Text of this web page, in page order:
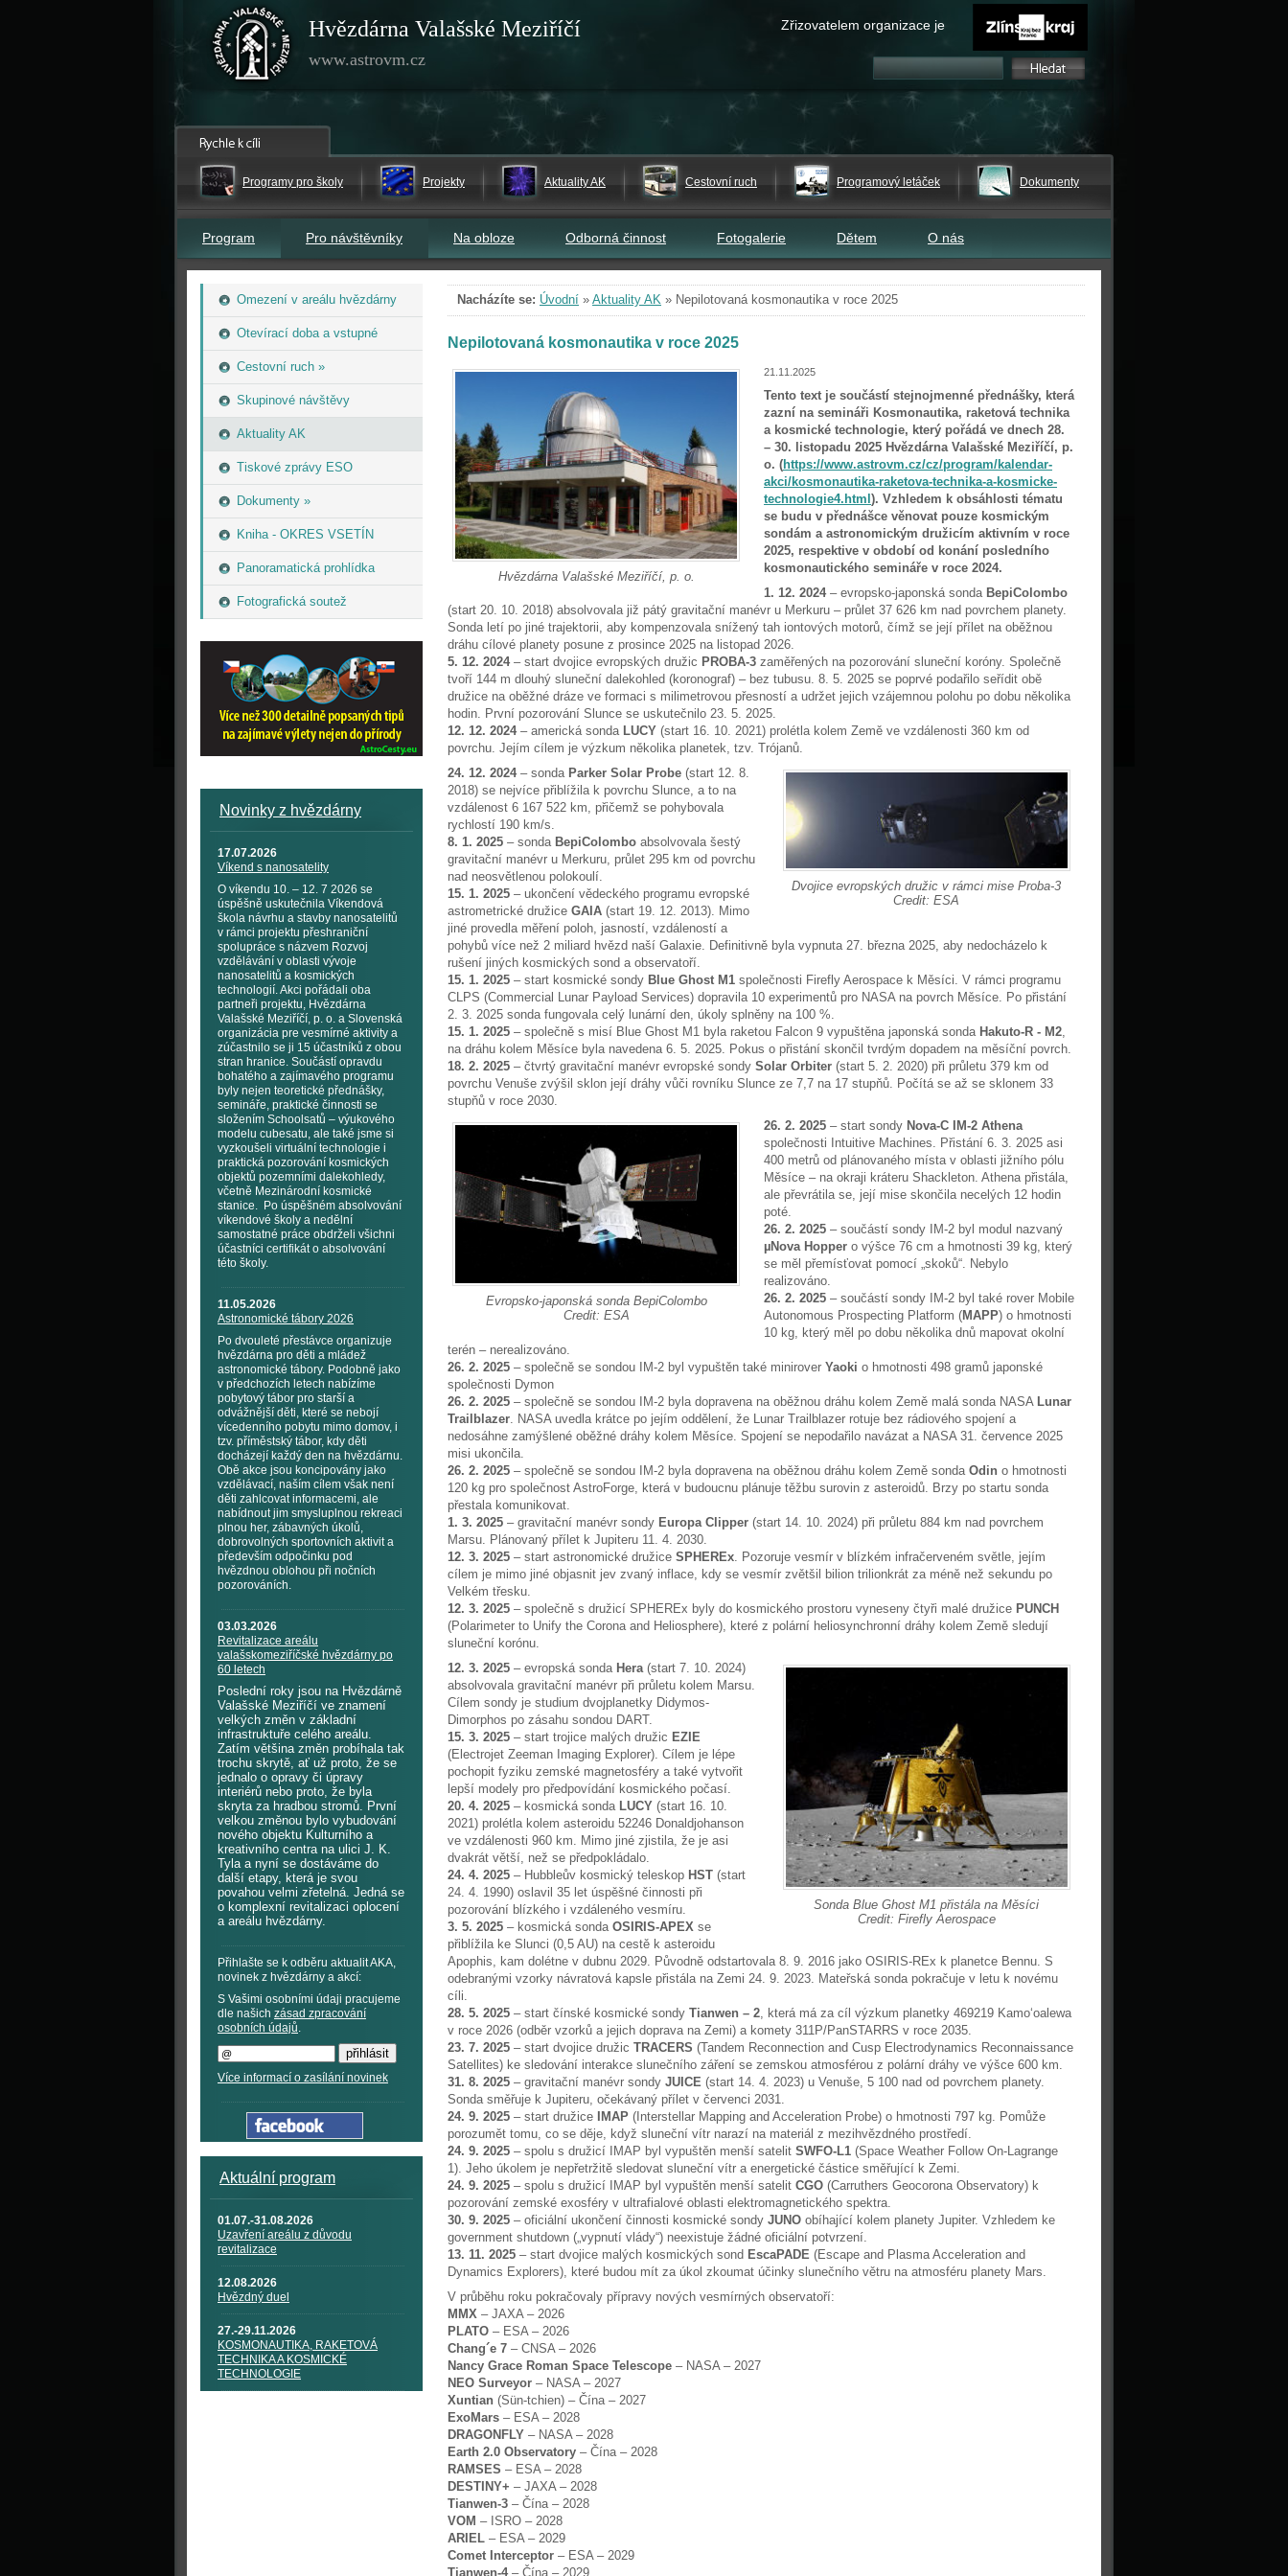
Hvězdárna Valašské Meziříčí
www.astrovm.cz
Zřizovatelem organizace je
Programy pro školy Projekty Aktuality AK Cestovní ruch Programový letáček Dokumenty
Program Pro návštěvníky Na obloze Odborná činnost Fotogalerie Dětem O nás
Omezení v areálu hvězdárny
Otevírací doba a vstupné
Cestovní ruch »
Skupinové návštěvy
Aktuality AK
Tiskové zprávy ESO
Dokumenty »
Kniha - OKRES VSETÍN
Panoramatická prohlídka
Fotografická soutež
Novinky z hvězdárny
17.07.2026
Víkend s nanosatelity
O víkendu 10. – 12. 7 2026 se
úspěšně uskutečnila Víkendová
škola návrhu a stavby nanosatelitů
v rámci projektu přeshraniční
spolupráce s názvem Rozvoj
vzdělávání v oblasti vývoje
nanosatelitů a kosmických
technologií. Akci pořádali oba
partneři projektu, Hvězdárna
Valašské Meziříčí, p. o. a Slovenská
organizácia pre vesmírné aktivity a
zúčastnilo se ji 15 účastníků z obou
stran hranice. Součástí opravdu
bohatého a zajímavého programu
byly nejen teoretické přednášky,
semináře, praktické činnosti se
složením Schoolsatů – výukového
modelu cubesatu, ale také jsme si
vyzkoušeli virtuální technologie i
praktická pozorování kosmických
objektů pozemními dalekohledy,
včetně Mezinárodní kosmické
stanice. Po úspěšném absolvování
víkendové školy a nedělní
samostatné práce obdrželi všichni
účastníci certifikát o absolvování
této školy.
11.05.2026
Astronomické tábory 2026
Po dvouleté přestávce organizuje
hvězdárna pro děti a mládež
astronomické tábory. Podobně jako
v předchozích letech nabízíme
pobytový tábor pro starší a
odvážnější děti, které se nebojí
vícedenního pobytu mimo domov, i
tzv. příměstský tábor, kdy děti
docházejí každý den na hvězdárnu.
Obě akce jsou koncipovány jako
vzdělávací, naším cílem však není
děti zahlcovat informacemi, ale
nabídnout jim smysluplnou rekreaci
plnou her, zábavných úkolů,
dobrovolných sportovních aktivit a
především odpočinku pod
hvězdnou oblohou při nočních
pozorováních.
03.03.2026
Revitalizace areálu
valašskomeziříčské hvězdárny po
60 letech
Poslední roky jsou na Hvězdárně
Valašské Meziříčí ve znamení
velkých změn v základní
infrastruktuře celého areálu.
Zatím většina změn probíhala tak
trochu skrytě, ať už proto, že se
jednalo o opravy či úpravy
interiérů nebo proto, že byla
skryta za hradbou stromů. První
velkou změnou bylo vybudování
nového objektu Kulturního a
kreativního centra na ulici J. K.
Tyla a nyní se dostáváme do
další etapy, která je svou
povahou velmi zřetelná. Jedná se
o komplexní revitalizaci oplocení
a areálu hvězdárny.
Přihlašte se k odběru aktualit AKA,
novinek z hvězdárny a akcí:
S Vašimi osobními údaji pracujeme
dle našich zásad zpracování
osobních údajů.
Více informací o zasílání novinek
Aktuální program
01.07.-31.08.2026
Uzavření areálu z důvodu
revitalizace
12.08.2026
Hvězdný duel
27.-29.11.2026
KOSMONAUTIKA, RAKETOVÁ
TECHNIKA A KOSMICKÉ
TECHNOLOGIE
Nacházíte se: Úvodní » Aktuality AK » Nepilotovaná kosmonautika v roce 2025
Nepilotovaná kosmonautika v roce 2025
21.11.2025
Hvězdárna Valašské Meziříčí, p. o.
Tento text je součástí stejnojmenné přednášky, která
zazní na semináři Kosmonautika, raketová technika
a kosmické technologie, který pořádá ve dnech 28.
– 30. listopadu 2025 Hvězdárna Valašské Meziříčí, p.
o. (https://www.astrovm.cz/cz/program/kalendar-
akci/kosmonautika-raketova-technika-a-kosmicke-
technologie4.html ). Vzhledem k obsáhlosti tématu
se budu v přednášce věnovat pouze kosmickým
sondám a astronomickým družicím aktivním v roce
2025, respektive v období od konání posledního
kosmonautického semináře v roce 2024.
1. 12. 2024– evropsko-japonská sonda BepiColombo
(start 20. 10. 2018) absolvovala již pátý gravitační manévr u Merkuru – průlet 37 626 km nad povrchem planety.
Sonda letí po jiné trajektorii, aby kompenzovala snížený tah iontových motorů, čímž se její přílet na oběžnou
dráhu cílové planety posune z prosince 2025 na listopad 2026.
5. 12. 2024– start dvojice evropských družic PROBA-3 zaměřených na pozorování sluneční koróny. Společně
tvoří 144 m dlouhý sluneční dalekohled (koronograf) – bez tubusu. 8. 5. 2025 se poprvé podařilo seřídit obě
družice na oběžné dráze ve formaci s milimetrovou přesností a udržet jejich vzájemnou polohu po dobu několika
hodin. První pozorování Slunce se uskutečnilo 23. 5. 2025.
12. 12. 2024– americká sonda LUCY (start 16. 10. 2021) prolétla kolem Země ve vzdálenosti 360 km od
povrchu. Jejím cílem je výzkum několika planetek, tzv. Trójanů.
Dvojice evropských družic v rámci mise Proba-3
Credit: ESA
24. 12. 2024– sonda Parker Solar Probe (start 12. 8.
2018) se nejvíce přiblížila k povrchu Slunce, a to na
vzdálenost 6 167 522 km, přičemž se pohybovala
rychlostí 190 km/s.
8. 1. 2025 – sonda BepiColombo absolvovala šestý
gravitační manévr u Merkuru, průlet 295 km od povrchu
nad neosvětlenou polokoulí.
15. 1. 2025 – ukončení vědeckého programu evropské
astrometrické družice GAIA (start 19. 12. 2013). Mimo
jiné provedla měření poloh, jasností, vzdáleností a
pohybů více než 2 miliard hvězd naší Galaxie. Definitivně byla vypnuta 27. března 2025, aby nedocházelo k
rušení jiných kosmických sond a observatoří.
15. 1. 2025 – start kosmické sondy Blue Ghost M1 společnosti Firefly Aerospace k Měsíci. V rámci programu
CLPS (Commercial Lunar Payload Services) dopravila 10 experimentů pro NASA na povrch Měsíce. Po přistání
2. 3. 2025 sonda fungovala celý lunární den, úkoly splněny na 100 %.
15. 1. 2025 – společně s misí Blue Ghost M1 byla raketou Falcon 9 vypuštěna japonská sonda Hakuto-R - M2,
na dráhu kolem Měsíce byla navedena 6. 5. 2025. Pokus o přistání skončil tvrdým dopadem na měsíční povrch.
18. 2. 2025 – čtvrtý gravitační manévr evropské sondy Solar Orbiter (start 5. 2. 2020) při průletu 379 km od
povrchu Venuše zvýšil sklon její dráhy vůči rovníku Slunce ze 7,7 na 17 stupňů. Počítá se až se sklonem 33
stupňů v roce 2030.
Evropsko-japonská sonda BepiColombo
Credit: ESA
26. 2. 2025 – start sondy Nova-C IM-2 Athena
společnosti Intuitive Machines. Přistání 6. 3. 2025 asi
400 metrů od plánovaného místa v oblasti jižního pólu
Měsíce – na okraji kráteru Shackleton. Athena přistála,
ale převrátila se, její mise skončila necelých 12 hodin
poté.
26. 2. 2025 – součástí sondy IM-2 byl modul nazvaný
µNova Hopper o výšce 76 cm a hmotnosti 39 kg, který
se měl přemísťovat pomocí „skoků“. Nebylo
realizováno.
26. 2. 2025 – součástí sondy IM-2 byl také rover Mobile
Autonomous Prospecting Platform (MAPP) o hmotnosti
10 kg, který měl po dobu několika dnů mapovat okolní
terén – nerealizováno.
26. 2. 2025 – společně se sondou IM-2 byl vypuštěn také minirover Yaoki o hmotnosti 498 gramů japonské
společnosti Dymon
26. 2. 2025 – společně se sondou IM-2 byla dopravena na oběžnou dráhu kolem Země malá sonda NASA Lunar
Trailblazer. NASA uvedla krátce po jejím oddělení, že Lunar Trailblazer rotuje bez rádiového spojení a
nedosáhne zamýšlené oběžné dráhy kolem Měsíce. Spojení se nepodařilo navázat a NASA 31. července 2025
misi ukončila.
26. 2. 2025 – společně se sondou IM-2 byla dopravena na oběžnou dráhu kolem Země sonda Odin o hmotnosti
120 kg pro společnost AstroForge, která v budoucnu plánuje těžbu surovin z asteroidů. Brzy po startu sonda
přestala komunikovat.
1. 3. 2025 – gravitační manévr sondy Europa Clipper (start 14. 10. 2024) při průletu 884 km nad povrchem
Marsu. Plánovaný přílet k Jupiteru 11. 4. 2030.
12. 3. 2025 – start astronomické družice SPHEREx. Pozoruje vesmír v blízkém infračerveném světle, jejím
cílem je mimo jiné objasnit jev zvaný inflace, kdy se vesmír zvětšil bilion trilionkrát za méně než sekundu po
Velkém třesku.
12. 3. 2025 – společně s družicí SPHEREx byly do kosmického prostoru vyneseny čtyři malé družice PUNCH
(Polarimeter to Unify the Corona and Heliosphere), které z polární heliosynchronní dráhy kolem Země sledují
sluneční korónu.
Sonda Blue Ghost M1 přistála na Měsíci
Credit: Firefly Aerospace
12. 3. 2025 – evropská sonda Hera (start 7. 10. 2024)
absolvovala gravitační manévr při průletu kolem Marsu.
Cílem sondy je studium dvojplanetky Didymos-
Dimorphos po zásahu sondou DART.
15. 3. 2025 – start trojice malých družic EZIE
(Electrojet Zeeman Imaging Explorer). Cílem je lépe
pochopit fyziku zemské magnetosféry a také vytvořit
lepší modely pro předpovídání kosmického počasí.
20. 4. 2025 – kosmická sonda LUCY (start 16. 10.
2021) prolétla kolem asteroidu 52246 Donaldjohanson
ve vzdálenosti 960 km. Mimo jiné zjistila, že je asi
dvakrát větší, než se předpokládalo.
24. 4. 2025 – Hubbleův kosmický teleskop HST (start
24. 4. 1990) oslavil 35 let úspěšné činnosti při
pozorování blízkého i vzdáleného vesmíru.
3. 5. 2025 – kosmická sonda OSIRIS-APEX se
přiblížila ke Slunci (0,5 AU) na cestě k asteroidu
Apophis, kam dolétne v dubnu 2029. Původně odstartovala 8. 9. 2016 jako OSIRIS-REx k planetce Bennu. S
odebranými vzorky návratová kapsle přistála na Zemi 24. 9. 2023. Mateřská sonda pokračuje v letu k novému
cíli.
28. 5. 2025 – start čínské kosmické sondy Tianwen – 2, která má za cíl výzkum planetky 469219 Kamoʻoalewa
v roce 2026 (odběr vzorků a jejich doprava na Zemi) a komety 311P/PanSTARRS v roce 2035.
23. 7. 2025 – start dvojice družic TRACERS (Tandem Reconnection and Cusp Electrodynamics Reconnaissance
Satellites) ke sledování interakce slunečního záření se zemskou atmosférou z polární dráhy ve výšce 600 km.
31. 8. 2025 – gravitační manévr sondy JUICE (start 14. 4. 2023) u Venuše, 5 100 nad od povrchem planety.
Sonda směřuje k Jupiteru, očekávaný přílet v červenci 2031.
24. 9. 2025 – start družice IMAP (Interstellar Mapping and Acceleration Probe) o hmotnosti 797 kg. Pomůže
porozumět tomu, co se děje, když sluneční vítr narazí na materiál z mezihvězdného prostředí.
24. 9. 2025 – spolu s družicí IMAP byl vypuštěn menší satelit SWFO-L1 (Space Weather Follow On-Lagrange
1). Jeho úkolem je nepřetržitě sledovat sluneční vítr a energetické částice směřující k Zemi.
24. 9. 2025 – spolu s družicí IMAP byl vypuštěn menší satelit CGO (Carruthers Geocorona Observatory) k
pozorování zemské exosféry v ultrafialové oblasti elektromagnetického spektra.
30. 9. 2025 – oficiální ukončení činnosti kosmické sondy JUNO obíhající kolem planety Jupiter. Vzhledem ke
government shutdown („vypnutí vlády“) neexistuje žádné oficiální potvrzení.
13. 11. 2025 – start dvojice malých kosmických sond EscaPADE (Escape and Plasma Acceleration and
Dynamics Explorers), které budou mít za úkol zkoumat účinky slunečního větru na atmosféru planety Mars.
V průběhu roku pokračovaly přípravy nových vesmírných observatoří:
MMX – JAXA – 2026
PLATO – ESA – 2026
Chang´e 7 – CNSA – 2026
Nancy Grace Roman Space Telescope – NASA – 2027
NEO Surveyor – NASA – 2027
Xuntian (Sün-tchien) – Čína – 2027
ExoMars – ESA – 2028
DRAGONFLY – NASA – 2028
Earth 2.0 Observatory – Čína – 2028
RAMSES – ESA – 2028
DESTINY+ – JAXA – 2028
Tianwen-3 – Čína – 2028
VOM – ISRO – 2028
ARIEL – ESA – 2029
Comet Interceptor – ESA – 2029
Tianwen-4– Čína – 2029